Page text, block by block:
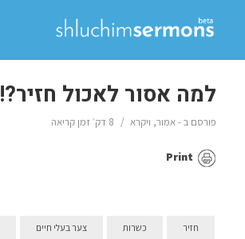
למה אסור לאכול חזיר?!
פורסם ב -אמור, ויקרא 8 דק׳ זמן קריאה
Print
חזיר כשרות צער בעלי חיים